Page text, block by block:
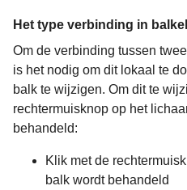
Het type verbinding in
Om de verbinding tussen
is het nodig om dit lokaal te
balk te wijzigen. Om dit te
rechtermuisknop op het
behandeld:
Klik met de
balk wordt behandeld